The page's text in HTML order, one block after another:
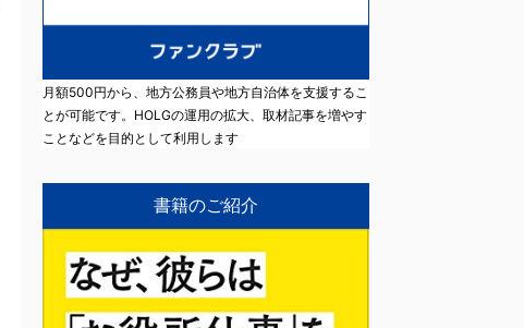
月額500円から、地方公務員や地方自治体を支援するこ
とが可能です。HOLGの運用の拡大、取材記事を増やす
ことなどを目的として利用します
書籍のご紹介